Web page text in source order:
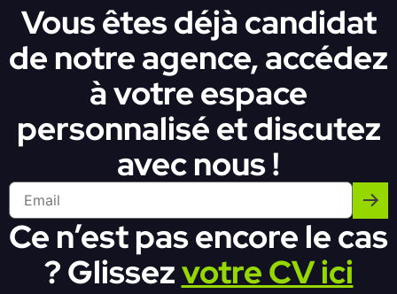
Vous êtes déjà candidat
de notre agence, accédez
à votre espace
personnalisé et discutez
avec nous !
Ce n’est pas encore le cas
? Glissezvotre CV ici